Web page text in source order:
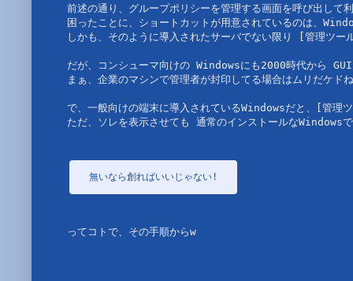
前述の通り、グループポリシーを管理する画面を呼び出して
困ったことに、ショートカットが用意されているのは、
しかも、そのように導入されたサーバでない限り [管理ツ
だが、コンシューマ向けの Windowsにも2000時代から
まぁ、企業のマシンで管理者が封印してる場合はムリだケド
で、一般向けの端末に導入されているWindowsだと、[管理
ただ、ソレを表示させても 通常のインストールなWindows
無いなら創ればいいじゃない!
ってコトで、その手順からw